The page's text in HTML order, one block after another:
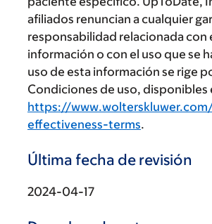
afiliados renuncian a cualquier
responsabilidad relacionada con
información o con el uso que se
uso de esta información se rige
Condiciones de uso, disponibles
https://
effectiveness-terms.
Última fecha de revisión
2024-04-17